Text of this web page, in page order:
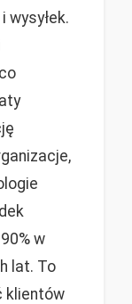
wysyłek.
w
lat. To
klientów